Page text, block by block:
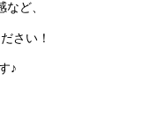
ど、
さい！
♪